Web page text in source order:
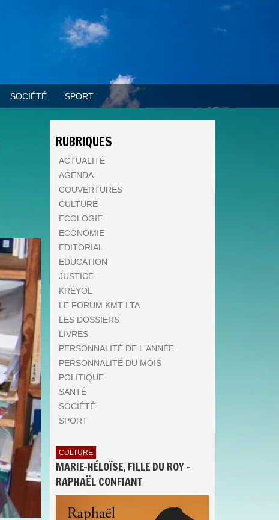
SOCIÉTÉ SPORT
RUBRIQUES
ACTUALITÉ
AGENDA
COUVERTURES
CULTURE
ECOLOGIE
ECONOMIE
EDITORIAL
EDUCATION
JUSTICE
KRÉYOL
LE FORUM KMT LTA
LES DOSSIERS
LIVRES
PERSONNALITÉ DE L'ANNÉE
PERSONNALITÉ DU MOIS
POLITIQUE
SANTÉ
SOCIÉTÉ
SPORT
CULTURE
MARIE-HÉLOÏSE, FILLE DU ROY -
RAPHAËL CONFIANT